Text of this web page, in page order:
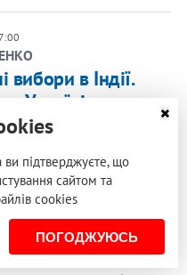
вибори в Індії.
Україні
істеблішменту
відсторонили 79
підтверджуєте, що
сайтом та
cookies
ПОГОДЖУЮСЬ